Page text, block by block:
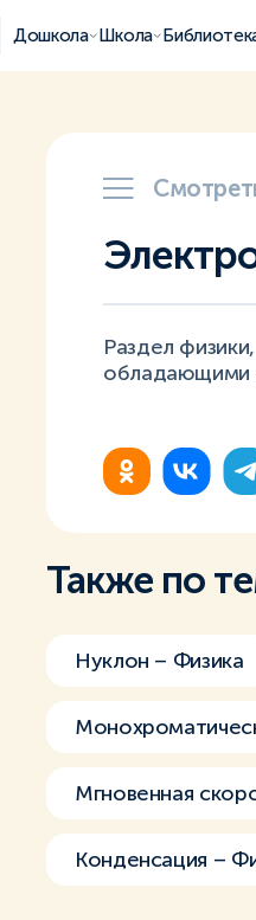
Дошкола Школа
Раздел
обладающими
Также по
Нуклон – Физика
Мгновенная
Конденсация –